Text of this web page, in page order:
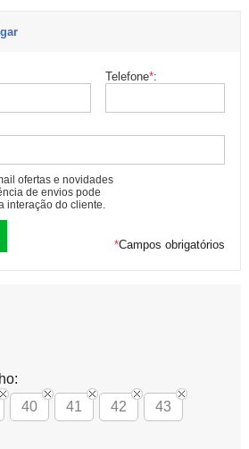
Telefone*:
ofertas e novidades
de envios pode
interação do cliente.
*Campos obrigatórios
40 41 42 43